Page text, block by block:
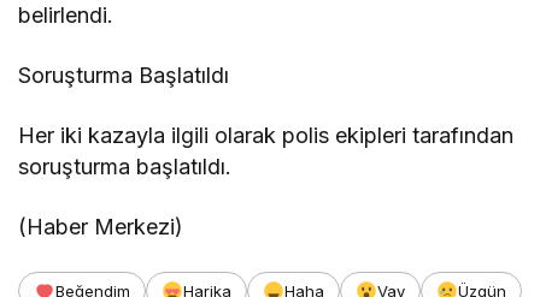
belirlendi.
Soruşturma Başlatıldı
Her iki kazayla ilgili olarak polis ekipleri tarafından
soruşturma başlatıldı.
(Haber Merkezi)
Beğendim Harika Haha Vay
Üzgün